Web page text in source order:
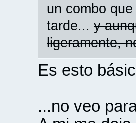
un combo
tarde...y
ligeramente,
Es esto
...no veo